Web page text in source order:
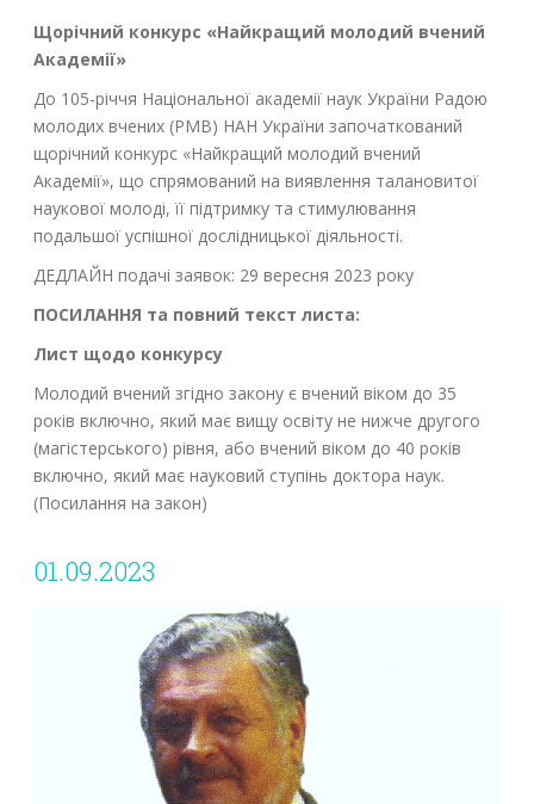
Щорічний конкурс «Найкращий молодий вчений
Академії»
До 105-річчя Національної академії наук України Радою
молодих вчених (РМВ) НАН України започаткований
щорічний конкурс «Найкращий молодий вчений
Академії», що спрямований на виявлення талановитої
наукової молоді, її підтримку та стимулювання
подальшої успішної дослідницької діяльності.
ДЕДЛАЙН подачі заявок: 29 вересня 2023 року
ПОСИЛАННЯ та повний текст листа:
Лист щодо конкурсу
Молодий вчений згідно закону є вчений віком до 35
років включно, який має вищу освіту не нижче другого
(магістерського) рівня, або вчений віком до 40 років
включно, який має науковий ступінь доктора наук.
(Посилання на закон)
01.09.2023